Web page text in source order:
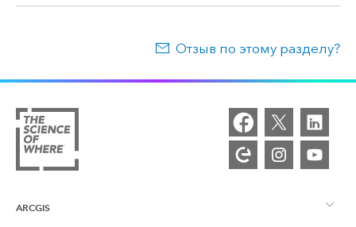
Отзыв по этому разделу?
ARCGIS